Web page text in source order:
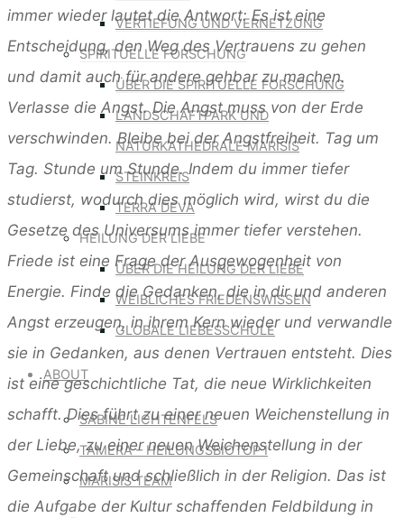
VERTIEFUNG UND VERNETZUNG
SPIRITUELLE FORSCHUNG
ÜBER DIE SPIRITUELLE FORSCHUNG
LANDSCHAFTPARK UND
NATURKATHEDRALE MARISIS
STEINKREIS
TERRA DEVA
HEILUNG DER LIEBE
ÜBER DIE HEILUNG DER LIEBE
WEIBLICHES FRIEDENSWISSEN
GLOBALE LIEBESSCHULE
ABOUT
SABINE LICHTENFELS
TAMERA – HEILUNGSBIOTOP I
MARISIS TEAM
immer wieder lautet die Antwort: Es ist eine
Entscheidung, den Weg des Vertrauens zu gehen
und damit auch für andere gehbar zu machen.
Verlasse die Angst. Die Angst muss von der Erde
verschwinden. Bleibe bei der Angstfreiheit. Tag um
Tag. Stunde um Stunde. Indem du immer tiefer
studierst, wodurch dies möglich wird, wirst du die
Gesetze des Universums immer tiefer verstehen.
Friede ist eine Frage der Ausgewogenheit von
Energie. Finde die Gedanken, die in dir und anderen
Angst erzeugen, in ihrem Kern wieder und verwandle
sie in Gedanken, aus denen Vertrauen entsteht. Dies
ist eine geschichtliche Tat, die neue Wirklichkeiten
schafft. Dies führt zu einer neuen Weichenstellung in
der Liebe, zu einer neuen Weichenstellung in der
Gemeinschaft und schließlich in der Religion. Das ist
die Aufgabe der Kultur schaffenden Feldbildung in